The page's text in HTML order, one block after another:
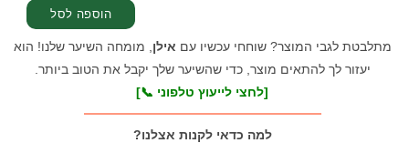
מתלבטת לגבי המוצר? שוחחי עכשיו עם אילן , מומחה השיער שלנו! הוא
יעזור לך להתאים מוצר, כדי שהשיער שלך יקבל את הטוב ביותר.
[לחצי לייעוץ טלפוני 📞]
למה כדאי לקנות אצלנו?